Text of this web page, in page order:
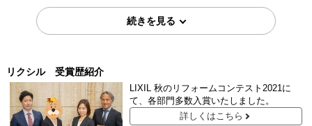
R
福岡県久留米市
愛知県名古屋市
リクシル 受賞歴紹介
LIXIL 秋のリフォームコンテスト2021に
て、各部門多数入賞いたしました。
詳しくはこちら